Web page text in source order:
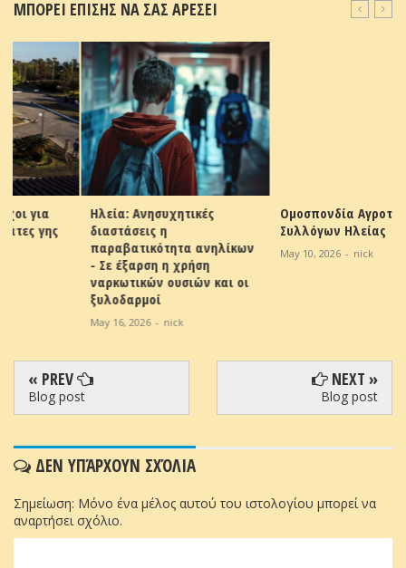
ΜΠΟΡΕΙ ΕΠΙΣΗΣ ΝΑ ΣΑΣ ΑΡΕΣΕΙ
Ηλεία: Ανησυχητικές
διαστάσεις η
παραβατικότητα ανηλίκων
- Σε έξαρση η χρήση
ναρκωτικών ουσιών και οι
ξυλοδαρμοί
- nick
Ομοσπονδία Αγροτικών
Συλλόγων Ηλείας
May 10, 2026 - nick
« PREV
Blog post
NEXT »
Blog post
ΔΕΝ ΥΠΆΡΧΟΥΝ ΣΧΌΛΙΑ
Σημείωση: Μόνο ένα μέλος αυτού του ιστολογίου μπορεί να
αναρτήσει σχόλιο.